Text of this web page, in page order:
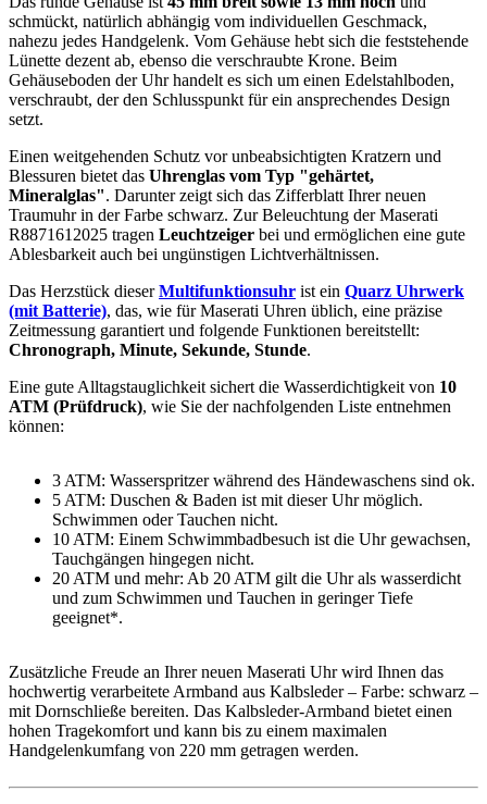
schmückt, natürlich abhängig vom individuellen Geschmack,
nahezu jedes Handgelenk. Vom Gehäuse hebt sich die feststehende
Lünette dezent ab, ebenso die verschraubte Krone. Beim
Gehäuseboden der Uhr handelt es sich um einen Edelstahlboden,
verschraubt, der den Schlusspunkt für ein ansprechendes Design
setzt.
Einen weitgehenden Schutz vor unbeabsichtigten Kratzern und
Blessuren bietet das Uhrenglas vom Typ "gehärtet,
Mineralglas". Darunter zeigt sich das Zifferblatt Ihrer neuen
Traumuhr in der Farbe schwarz. Zur Beleuchtung der Maserati
R8871612025 tragen Leuchtzeiger bei und ermöglichen eine gute
Ablesbarkeit auch bei ungünstigen Lichtverhältnissen.
Das Herzstück dieserMultifunktionsuhr ist ein Quarz Uhrwerk
(mit Batterie), das, wie für Maserati Uhren üblich, eine präzise
Zeitmessung garantiert und folgende Funktionen bereitstellt:
Chronograph, Minute, Sekunde, Stunde.
Eine gute Alltagstauglichkeit sichert die Wasserdichtigkeit von 10
ATM (Prüfdruck), wie Sie der nachfolgenden Liste entnehmen
können:
3 ATM: Wasserspritzer während des Händewaschens sind ok.
5 ATM: Duschen & Baden ist mit dieser Uhr möglich.
Schwimmen oder Tauchen nicht.
10 ATM: Einem Schwimmbadbesuch ist die Uhr gewachsen,
Tauchgängen hingegen nicht.
20 ATM und mehr: Ab 20 ATM gilt die Uhr als wasserdicht
und zum Schwimmen und Tauchen in geringer Tiefe
geeignet*.
Zusätzliche Freude an Ihrer neuen Maserati Uhr wird Ihnen das
hochwertig verarbeitete Armband aus Kalbsleder – Farbe: schwarz –
mit Dornschließe bereiten. Das Kalbsleder-Armband bietet einen
hohen Tragekomfort und kann bis zu einem maximalen
Handgelenkumfang von 220 mm getragen werden.